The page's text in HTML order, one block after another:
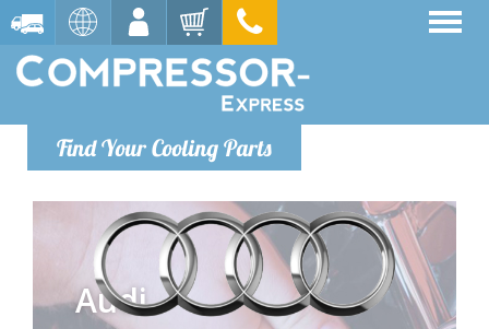
Find Your Cooling Parts
Audi